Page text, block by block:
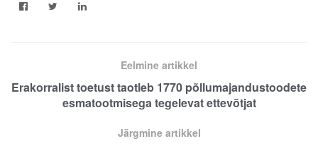
Eelmine artikkel
Erakorralist toetust taotleb 1770 põllumajandustoodete
esmatootmisega tegelevat ettevõtjat
Järgmine artikkel